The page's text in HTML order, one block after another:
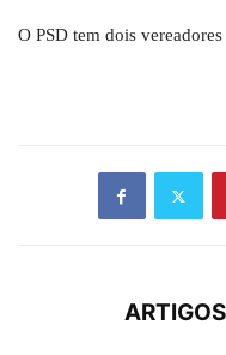
O PSD tem dois